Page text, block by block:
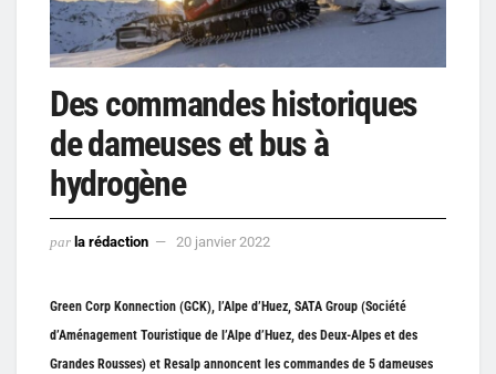
Des commandes historiques
de dameuses et bus à
hydrogène
par la rédaction 20 janvier 2022
Green Corp Konnection (GCK), l’Alpe d’Huez, SATA Group (Société
d’Aménagement Touristique de l’Alpe d’Huez, des Deux-Alpes et des
Grandes Rousses) et Resalp annoncent les commandes de 5 dameuses